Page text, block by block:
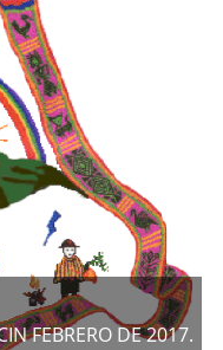
FEBRERO DE 2017.